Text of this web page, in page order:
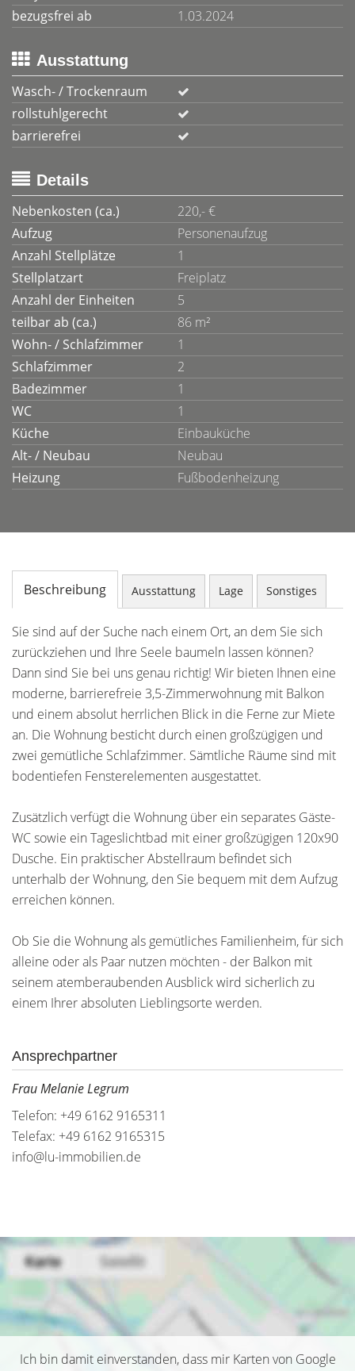
bezugsfrei ab
1.03.2024
Ausstattung
Wasch- / Trockenraum
rollstuhlgerecht
barrierefrei
Details
Nebenkosten (ca.)
220,- €
Aufzug
Personenaufzug
Anzahl Stellplätze
1
Stellplatzart
Freiplatz
Anzahl der Einheiten
5
teilbar ab (ca.)
86 m²
Wohn- / Schlafzimmer
1
Schlafzimmer
2
Badezimmer
1
WC
1
Küche
Einbauküche
Alt- / Neubau
Neubau
Heizung
Fußbodenheizung
Beschreibung Ausstattung Lage Sonstiges
Sie sind auf der Suche nach einem Ort, an dem Sie sich
zurückziehen und Ihre Seele baumeln lassen können?
Dann sind Sie bei uns genau richtig! Wir bieten Ihnen eine
moderne, barrierefreie 3,5-Zimmerwohnung mit Balkon
und einem absolut herrlichen Blick in die Ferne zur Miete
an. Die Wohnung besticht durch einen großzügigen und
zwei gemütliche Schlafzimmer. Sämtliche Räume sind mit
bodentiefen Fensterelementen ausgestattet.
Zusätzlich verfügt die Wohnung über ein separates Gäste-
WC sowie ein Tageslichtbad mit einer großzügigen 120x90
Dusche. Ein praktischer Abstellraum befindet sich
unterhalb der Wohnung, den Sie bequem mit dem Aufzug
erreichen können.
Ob Sie die Wohnung als gemütliches Familienheim, für sich
alleine oder als Paar nutzen möchten - der Balkon mit
seinem atemberaubenden Ausblick wird sicherlich zu
einem Ihrer absoluten Lieblingsorte werden.
Ansprechpartner
Frau Melanie Legrum
Telefon: +49 6162 9165311
Telefax: +49 6162 9165315
info@lu-immobilien.de
Ich bin damit einverstanden, dass mir Karten von Google